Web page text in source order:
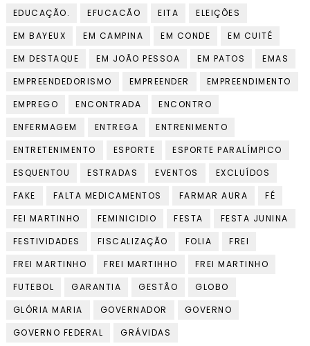
EDUCAÇÃO.
EFUCACÃO EITA
ELEIÇÕES
EM BAYEUX
EM CAMPINA EM CONDE
EM CUITÉ
EM DESTAQUE
EM JOÃO PESSOA EM PATOS
EMAS
EMPREENDEDORISMO
EMPREENDER
EMPREENDIMENTO
EMPREGO
ENCONTRADA
ENCONTRO
ENFERMAGEM
ENTREGA
ENTRENIMENTO
ENTRETENIMENTO
ESPORTE
ESPORTE PARALÍMPICO
ESQUENTOU
ESTRADAS EVENTOS
EXCLUÍDOS
FAKE
FALTA MEDICAMENTOS FARMAR AURA
FÉ
FEI MARTINHO
FEMINICIDIO FESTA
FESTA JUNINA
FESTIVIDADES
FISCALIZAÇÃO FOLIA
FREI
FREI MARTINHO
FREI MARTIHHO
FREI MARTINHO
FUTEBOL
GARANTIA GESTÃO
GLOBO
GLÓRIA MARIA
GOVERNADOR
GOVERNO
GOVERNO FEDERAL
GRÁVIDAS